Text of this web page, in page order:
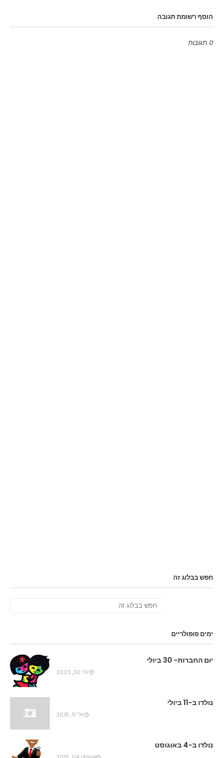
הוסף רשומת תגובה
0 תגובות
חפש בבלוג זה
ימים פופולריים
יום החברות- 30 ביולי
יולי 30, 2023
נולדו ב-11 ביולי
יולי 11, 2015
נולדו ב-4 באוגוסט